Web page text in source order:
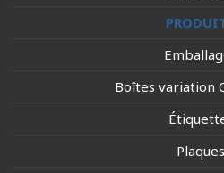
Boîtes variation
Plaques